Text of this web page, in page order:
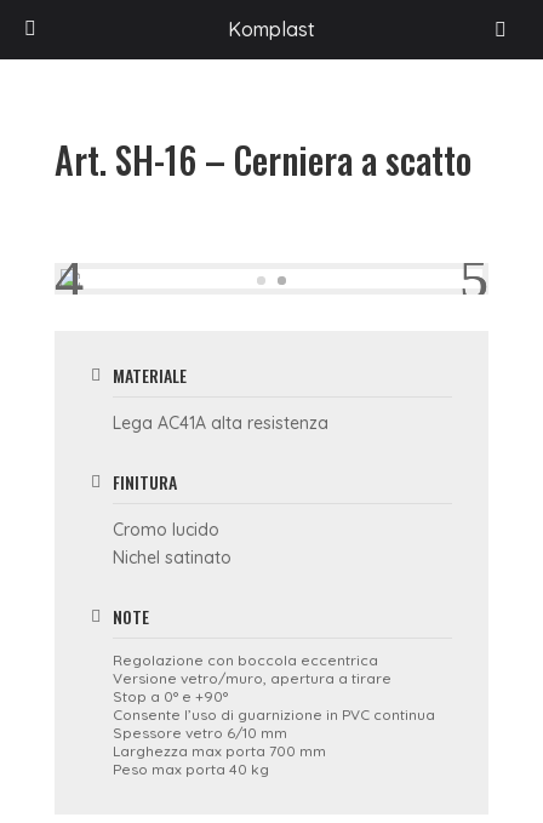
ART. SH-16 – CERNIERA A SCATTO
Art. SH-16 – Cerniera a scatto
MATERIALE
Lega AC41A alta resistenza
FINITURA
Cromo lucido
Nichel satinato
NOTE
Regolazione con boccola eccentrica
Versione vetro/muro, apertura a tirare
Stop a 0° e +90°
Consente l’uso di guarnizione in PVC continua
Spessore vetro 6/10 mm
Larghezza max porta 700 mm
Peso max porta 40 kg
Komplast